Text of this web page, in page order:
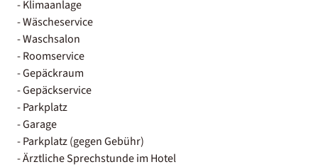
- Klimaanlage
- Wäscheservice
- Waschsalon
- Roomservice
- Gepäckraum
- Gepäckservice
- Parkplatz
- Garage
- Parkplatz (gegen Gebühr)
- Ärztliche Sprechstunde im Hotel